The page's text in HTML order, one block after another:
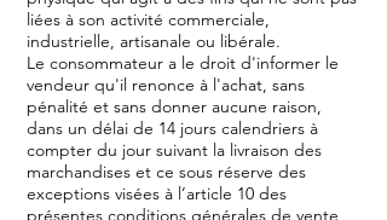
liées à son activité commerciale,
industrielle, artisanale ou libérale.
Le consommateur a le droit d'informer le
vendeur qu'il renonce à l'achat, sans
pénalité et sans donner aucune raison,
dans un délai de 14 jours calendriers à
compter du jour suivant la livraison des
marchandises et ce sous réserve des
exceptions visées à l’article 10 des
présentes conditions générales de vente